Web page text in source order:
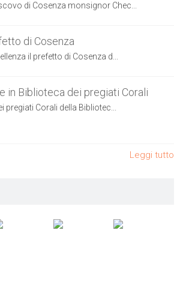
di Cosenza monsignor Chec...
di Cosenza
il prefetto di Cosenza d...
in Biblioteca dei pregiati Corali
pregiati Corali della Bibliotec...
Leggi tutto